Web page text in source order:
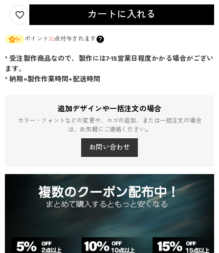
カートに入れる
1× ポイント30点付与されます
* 受注製作商品なので、製作には7-15営業日程度かかる場合がござい
ます。
* 納期=製作作業時間+配送時間
追加デザインや一括注文の場合
カラー・フォントなどの変更や、ロゴの追加、または一括注文の場合
は、お気軽にご連絡ください。
お問い合わせ